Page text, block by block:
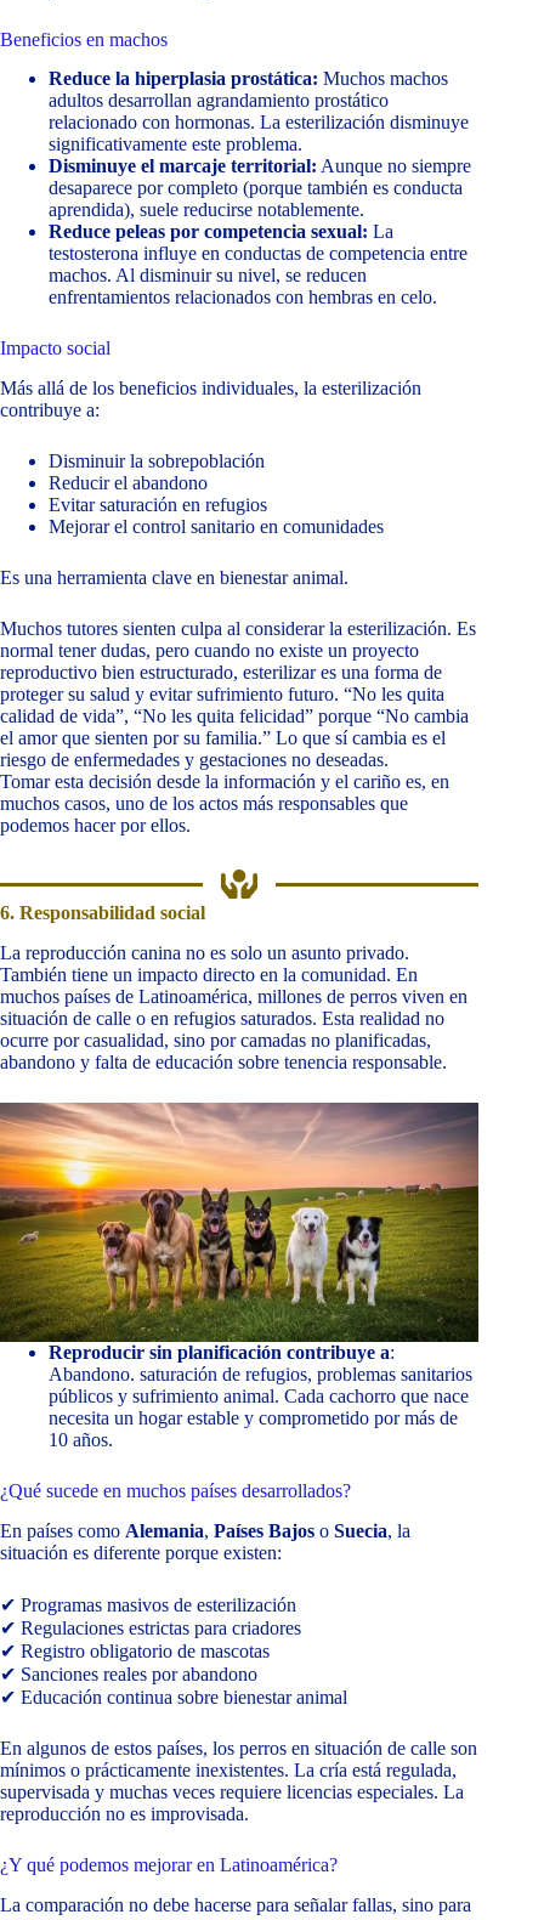
Beneficios en machos
Reduce la hiperplasia prostática: Muchos machos
adultos desarrollan agrandamiento prostático
relacionado con hormonas. La esterilización disminuye
significativamente este problema.
Disminuye el marcaje territorial: Aunque no siempre
desaparece por completo (porque también es conducta
aprendida), suele reducirse notablemente.
Reduce peleas por competencia sexual: La
testosterona influye en conductas de competencia entre
machos. Al disminuir su nivel, se reducen
enfrentamientos relacionados con hembras en celo.
Impacto social
Más allá de los beneficios individuales, la esterilización
contribuye a:
Disminuir la sobrepoblación
Reducir el abandono
Evitar saturación en refugios
Mejorar el control sanitario en comunidades
Es una herramienta clave en bienestar animal.
Muchos tutores sienten culpa al considerar la esterilización. Es
normal tener dudas, pero cuando no existe un proyecto
reproductivo bien estructurado, esterilizar es una forma de
proteger su salud y evitar sufrimiento futuro. “No les quita
calidad de vida”, “No les quita felicidad” porque “No cambia
el amor que sienten por su familia.” Lo que sí cambia es el
riesgo de enfermedades y gestaciones no deseadas.
Tomar esta decisión desde la información y el cariño es, en
muchos casos, uno de los actos más responsables que
podemos hacer por ellos.
6. Responsabilidad social
La reproducción canina no es solo un asunto privado.
También tiene un impacto directo en la comunidad. En
muchos países de Latinoamérica, millones de perros viven en
situación de calle o en refugios saturados. Esta realidad no
ocurre por casualidad, sino por camadas no planificadas,
abandono y falta de educación sobre tenencia responsable.
Reproducir sin planificación contribuye a:
Abandono. saturación de refugios, problemas sanitarios
públicos y sufrimiento animal. Cada cachorro que nace
necesita un hogar estable y comprometido por más de
10 años.
¿Qué sucede en muchos países desarrollados?
En países como Alemania, Países Bajos o Suecia, la
situación es diferente porque existen:
✔ Programas masivos de esterilización
✔ Regulaciones estrictas para criadores
✔ Registro obligatorio de mascotas
✔ Sanciones reales por abandono
✔ Educación continua sobre bienestar animal
En algunos de estos países, los perros en situación de calle son
mínimos o prácticamente inexistentes. La cría está regulada,
supervisada y muchas veces requiere licencias especiales. La
reproducción no es improvisada.
¿Y qué podemos mejorar en Latinoamérica?
La comparación no debe hacerse para señalar fallas, sino para